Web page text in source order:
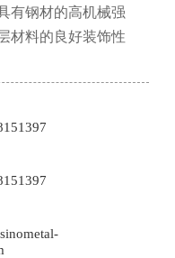
有钢材的高机械强
材料的良好装饰性